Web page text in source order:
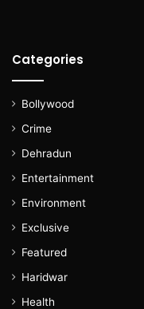
Categories
Bollywood
Crime
Dehradun
Entertainment
Environment
Exclusive
Featured
Haridwar
Health